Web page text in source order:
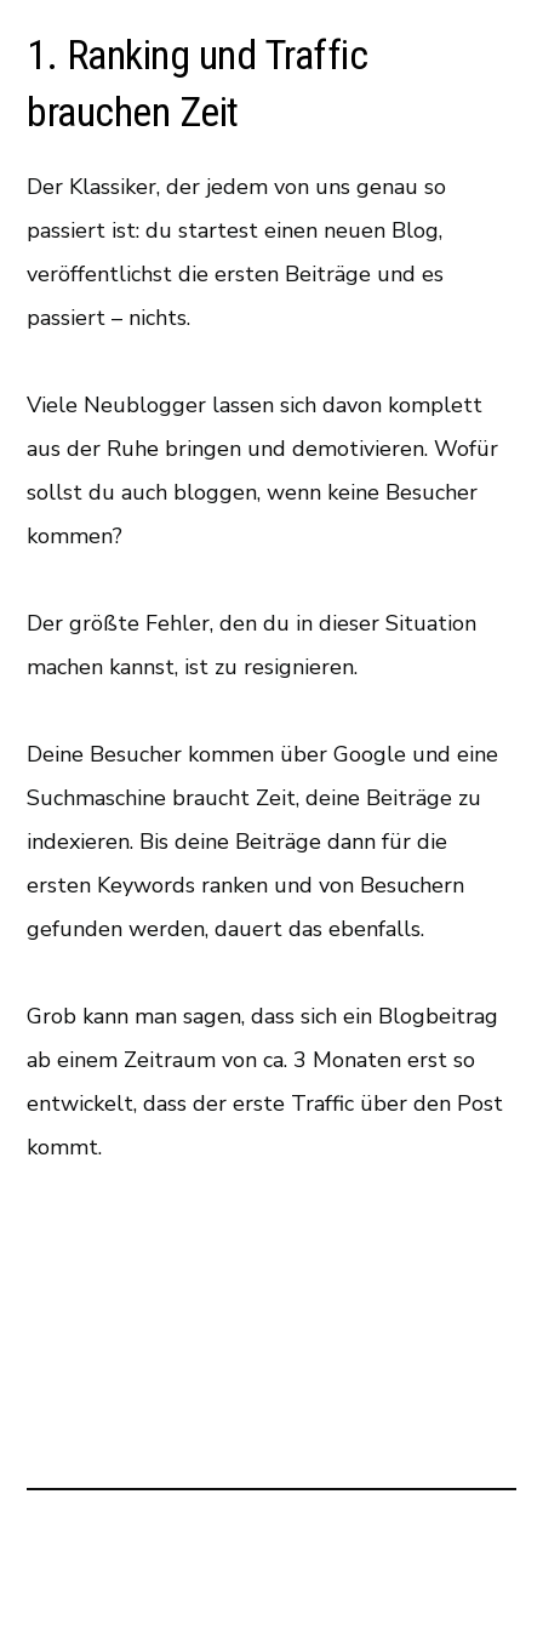
1. Ranking und Traffic
brauchen Zeit
Der Klassiker, der jedem von uns genau so
passiert ist: du startest einen neuen Blog,
veröffentlichst die ersten Beiträge und es
passiert – nichts.
Viele Neublogger lassen sich davon komplett
aus der Ruhe bringen und demotivieren. Wofür
sollst du auch bloggen, wenn keine Besucher
kommen?
Der größte Fehler, den du in dieser Situation
machen kannst, ist zu resignieren.
Deine Besucher kommen über Google und eine
Suchmaschine braucht Zeit, deine Beiträge zu
indexieren. Bis deine Beiträge dann für die
ersten Keywords ranken und von Besuchern
gefunden werden, dauert das ebenfalls.
Grob kann man sagen, dass sich ein Blogbeitrag
ab einem Zeitraum von ca. 3 Monaten erst so
entwickelt, dass der erste Traffic über den Post
kommt.